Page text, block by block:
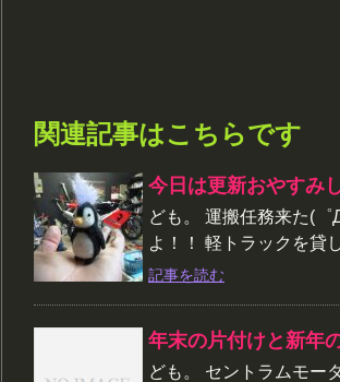
関連記事はこちらです
今日は更新おやすみ
ども。 運搬任務来た(
よ！！ 軽トラックを貸
記事を読む
年末の片付けと新年
ども。 セントラムモー